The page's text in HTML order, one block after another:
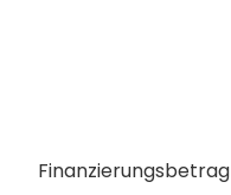
Finanzierungsbetrag